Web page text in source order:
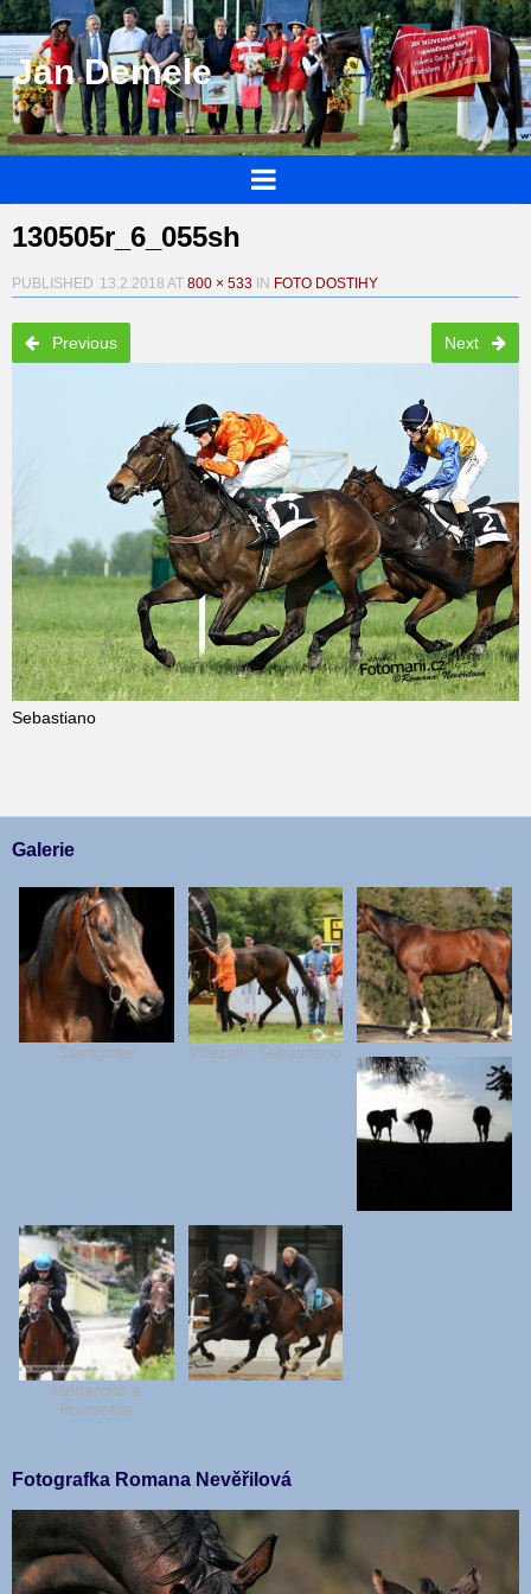
Jan Demele
130505r_6_055sh
PUBLISHED 13.2.2018 AT 800 × 533 IN FOTO DOSTIHY
Previous Next
Sebastiano
Galerie
Starfighter Vítězství Sebastiano
Monarcho a
Poinsettia
Fotografka Romana Nevěřilová